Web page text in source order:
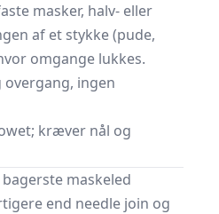
masker, halv- eller
af et stykke (pude,
omgange lukkes.
overgang, ingen
kræver nål og
maskeled
end needle join og